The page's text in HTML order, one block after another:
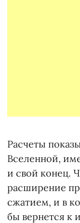
Расчеты
Вселенной,
и свой конец.
расширение
сжатием, и в
бы вернется к